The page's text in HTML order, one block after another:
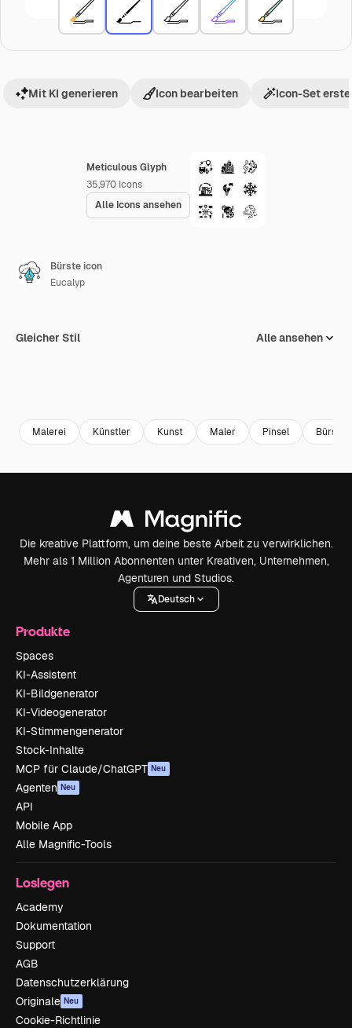
Meticulous Glyph
35,970 Icons
Alle Icons ansehen
Mit KI generieren Icon bearbeiten Icon-Set
Bürste icon
Eucalyp
Gleicher Stil Alle ansehen
Malerei Künstler Kunst Maler Pinsel Bürsten
Die kreative Plattform, um deine beste Arbeit zu verwirklichen.
Mehr als 1 Million Abonnenten unter Kreativen, Unternehmen,
Agenturen und Studios.
Deutsch
Produkte
Spaces
KI-Assistent
KI-Bildgenerator
KI-Videogenerator
KI-Stimmengenerator
Stock-Inhalte
MCP für Claude/ChatGPT Neu
Agenten Neu
API
Mobile App
Alle Magnific-Tools
Loslegen
Academy
Dokumentation
Support
AGB
Datenschutzerklärung
Originale Neu
Cookie-Richtlinie